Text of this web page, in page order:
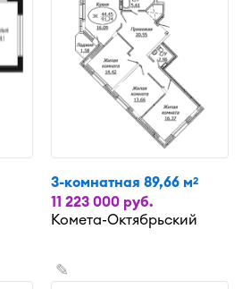
3-комнатная 89,66 м2
11 223 000 руб.
Комета-Октябрьский
✎